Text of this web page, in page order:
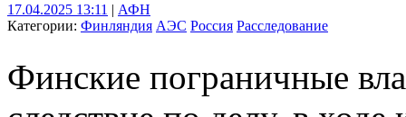
17.04.2025 13:11 | АФН
Категории: Финляндия АЭС Россия Расследование
Финские пограничные